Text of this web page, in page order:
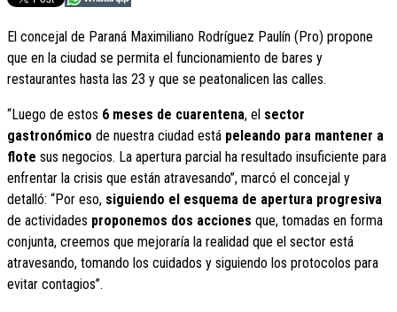
El concejal de Paraná Maximiliano Rodríguez Paulín (Pro) propone
que en la ciudad se permita el funcionamiento de bares y
restaurantes hasta las 23 y que se peatonalicen las calles.
“Luego de estos 6 meses de cuarentena, el sector
gastronómico de nuestra ciudad está peleando para mantener a
flote sus negocios. La apertura parcial ha resultado insuficiente para
enfrentar la crisis que están atravesando”, marcó el concejal y
detalló: “Por eso, siguiendo el esquema de apertura progresiva
de actividades proponemos dos acciones que, tomadas en forma
conjunta, creemos que mejoraría la realidad que el sector está
atravesando, tomando los cuidados y siguiendo los protocolos para
evitar contagios”.